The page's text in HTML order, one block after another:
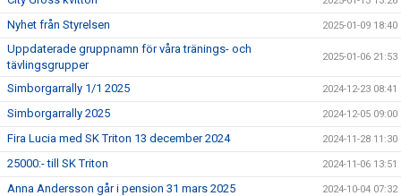
Nyhet från Styrelsen 2025-01-09 18:40
Uppdaterade gruppnamn för våra tränings- och
tävlingsgrupper
2025-01-06 21:53
Simborgarrally 1/1 2025 2024-12-23 08:41
Simborgarrally 2025 2024-12-05 09:00
Fira Lucia med SK Triton 13 december 2024 2024-11-28 11:30
25000:- till SK Triton 2024-11-06 13:51
Anna Andersson går i pension 31 mars 2025 2024-10-04 07:32